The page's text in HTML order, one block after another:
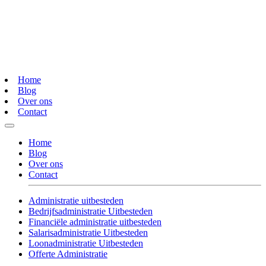
Home
Blog
Over ons
Contact
Home
Blog
Over ons
Contact
Administratie uitbesteden
Bedrijfsadministratie Uitbesteden
Financiële administratie uitbesteden
Salarisadministratie Uitbesteden
Loonadministratie Uitbesteden
Offerte Administratie